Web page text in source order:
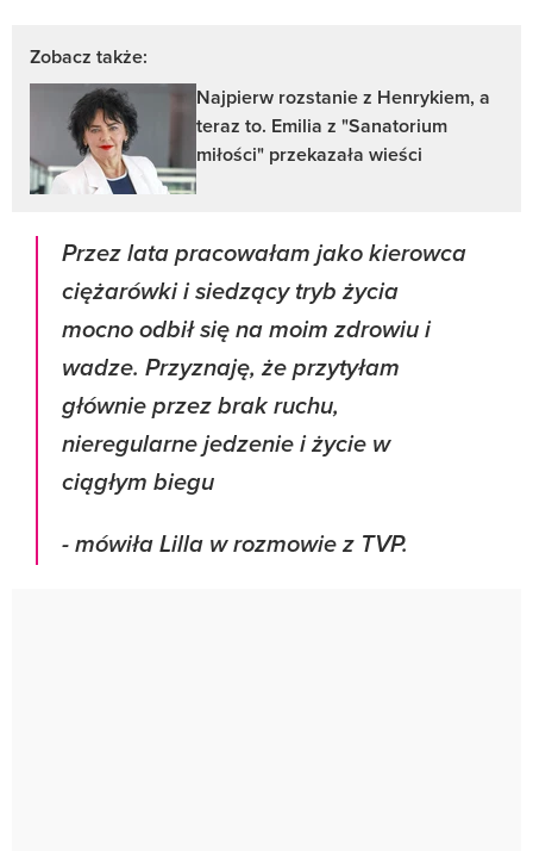
Zobacz także:
Najpierw rozstanie z Henrykiem, a
teraz to. Emilia z "Sanatorium
miłości" przekazała wieści
Przez lata pracowałam jako kierowca
ciężarówki i siedzący tryb życia
mocno odbił się na moim zdrowiu i
wadze. Przyznaję, że przytyłam
głównie przez brak ruchu,
nieregularne jedzenie i życie w
ciągłym biegu
- mówiła Lilla w rozmowie z TVP.